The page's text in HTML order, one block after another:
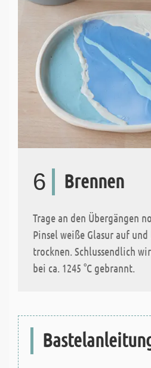
6 Brennen
Trage an den Übergängen
Pinsel weiße Glasur auf und
trocknen. Schlussendlich
bei ca. 1245 °C gebrannt.